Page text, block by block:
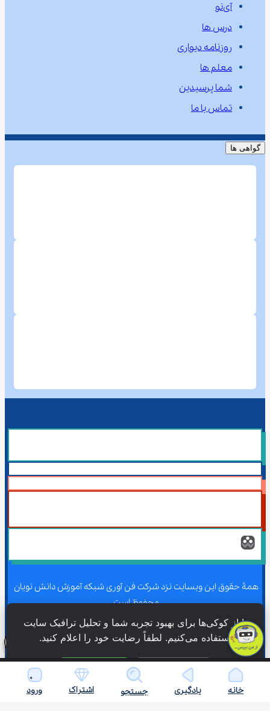
آی‌نو
درس ها
روزنامه دیواری
معلم ها
شما پرسیدین
تماس با ما
گواهی ها
همۀ حقوق این وبسایت نزد شرکت فن آوری شبکه آموزش دانش نویان
محفوظ است.
همۀ حقوق این وبسایت نزد شرکت فن آوری شبکه آموزش دانش نویان
محفوظ است.
خانه یادگیری جستجو اشتراک ورود
ما از کوکی‌ها برای بهبود تجربه شما و تحلیل ترافیک سایت
استفاده می‌کنیم. لطفاً رضایت خود را اعلام کنید.
فقط ضروری پذیرش همه